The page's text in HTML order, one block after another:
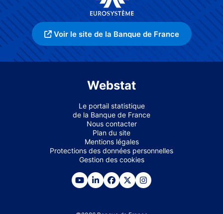
Voir le site de la Banque de France
Webstat
Le portail statistique
de la Banque de France
Nous contacter
Plan du site
Mentions légales
Protections des données personnelles
Gestion des cookies